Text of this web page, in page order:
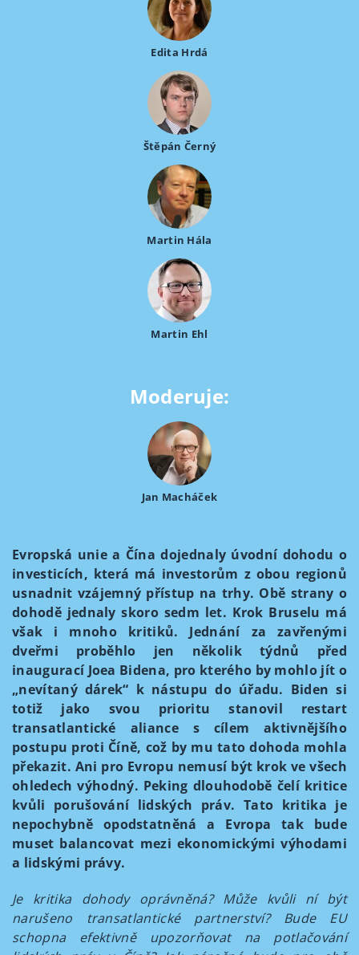
Edita Hrdá
Štěpán Černý
Martin Hála
Martin Ehl
Moderuje:
Jan Macháček
Evropská unie a Čína dojednaly úvodní dohodu o
investicích, která má investorům z obou regionů
usnadnit vzájemný přístup na trhy. Obě strany o
dohodě jednaly skoro sedm let. Krok Bruselu má
však i mnoho kritiků. Jednání za zavřenými
dveřmi proběhlo jen několik týdnů před
inaugurací Joea Bidena, pro kterého by mohlo jít o
„nevítaný dárek“ k nástupu do úřadu. Biden si
totiž jako svou prioritu stanovil restart
transatlantické aliance s cílem aktivnějšího
postupu proti Číně, což by mu tato dohoda mohla
překazit. Ani pro Evropu nemusí být krok ve všech
ohledech výhodný. Peking dlouhodobě čelí kritice
kvůli porušování lidských práv. Tato kritika je
nepochybně opodstatněná a Evropa tak bude
muset balancovat mezi ekonomickými výhodami
a lidskými právy.
Je kritika dohody oprávněná? Může kvůli ní být
narušeno transatlantické partnerství? Bude EU
schopna efektivně upozorňovat na potlačování